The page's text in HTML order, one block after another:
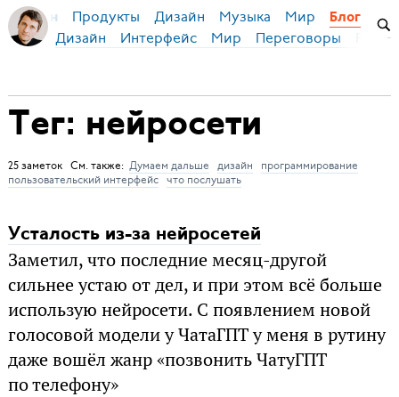
Бирман Продукты Дизайн Музыка Мир Блог
Дизайн Интерфейс Мир Переговоры
Тег: нейросети
25 заметок См. также: Думаем дальше дизайн
программирование
пользовательский интерфейс что послушать
Усталость из-за нейросетей
Заметил, что последние месяц-другой
сильнее устаю от дел, и при этом всё больше
использую нейросети. С появлением новой
голосовой модели у ЧатаГПТ у меня в рутину
даже вошёл жанр «позвонить ЧатуГПТ
по телефону»